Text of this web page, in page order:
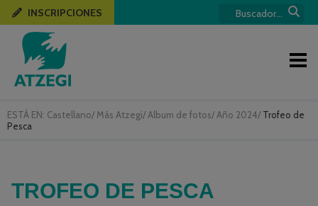
ESTÁ EN: Castellano/ Más Atzegi/ Album de fotos/ Año 2024/ Trofeo de
Pesca
INSCRIPCIONES
TROFEO DE PESCA